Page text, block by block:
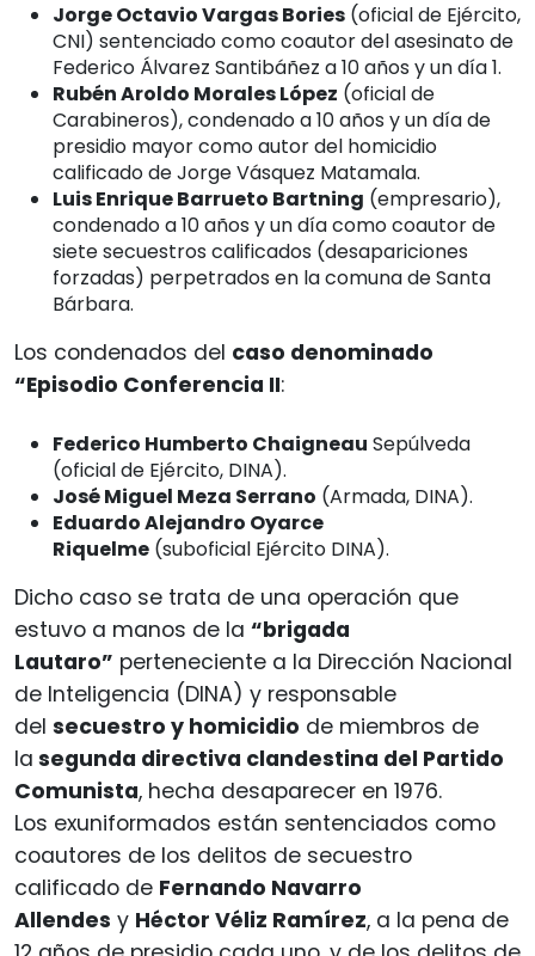
Jorge Octavio Vargas Bories (oficial de Ejército,
CNI) sentenciado como coautor del asesinato de
Federico Álvarez Santibáñez a 10 años y un día 1.
Rubén Aroldo Morales López (oficial de
Carabineros), condenado a 10 años y un día de
presidio mayor como autor del homicidio
calificado de Jorge Vásquez Matamala.
Luis Enrique Barrueto Bartning (empresario),
condenado a 10 años y un día como coautor de
siete secuestros calificados (desapariciones
forzadas) perpetrados en la comuna de Santa
Bárbara.
Los condenados del caso denominado
“Episodio Conferencia II:
Federico Humberto Chaigneau Sepúlveda
(oficial de Ejército, DINA).
José Miguel Meza Serrano (Armada, DINA).
Eduardo Alejandro Oyarce
Riquelme (suboficial Ejército DINA).
Dicho caso se trata de una operación que
estuvo a manos de la “brigada
Lautaro” perteneciente a la Dirección Nacional
de Inteligencia (DINA) y responsable
del secuestro y homicidio de miembros de
la segunda directiva clandestina del Partido
Comunista, hecha desaparecer en 1976.
Los exuniformados están sentenciados como
coautores de los delitos de secuestro
calificado de Fernando Navarro
Allendes y Héctor Véliz Ramírez, a la pena de